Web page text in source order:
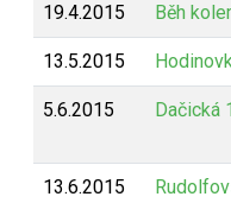
19.4.2015 Běh
13.5.2015
5.6.2015 Dačická
13.6.2015